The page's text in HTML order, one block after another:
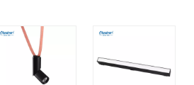
değiştirilebilir
Spot Işığı
İğne delikli
değiştirilebilir
Hareketli Difüzör